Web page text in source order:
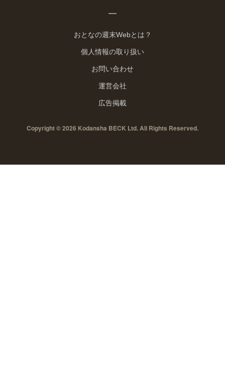
おとなの週末Webとは？
個人情報の取り扱い
お問い合わせ
運営会社
広告掲載
Copyright © 2026 Kodansha BECK Ltd. All Rights Reserved.